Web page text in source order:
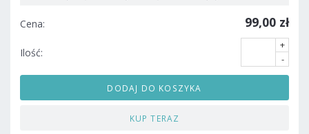
Cena: 99,00 zł
Ilość:
+
-
DODAJ DO KOSZYKA
KUP TERAZ